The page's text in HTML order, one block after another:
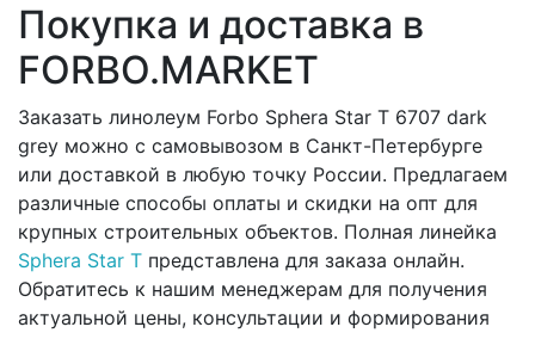
Покупка и доставка в
FORBO.MARKET
Заказать линолеум Forbo Sphera Star T 6707 dark
grey можно с самовывозом в Санкт-Петербурге
или доставкой в любую точку России. Предлагаем
различные способы оплаты и скидки на опт для
крупных строительных объектов. Полная линейка
Sphera Star T представлена для заказа онлайн.
Обратитесь к нашим менеджерам для получения
актуальной цены, консультации и формирования